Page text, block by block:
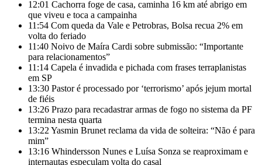
12:01 Cachorra foge de casa, caminha 16 km até abrigo em
que viveu e toca a campainha
11:54 Com queda da Vale e Petrobras, Bolsa recua 2% em
volta do feriado
11:40 Noivo de Maíra Cardi sobre submissão: “Importante
para relacionamentos”
11:14 Capela é invadida e pichada com frases terraplanistas
em SP
13:30 Pastor é processado por ‘terrorismo’ após jejum mortal
de fiéis
13:26 Prazo para recadastrar armas de fogo no sistema da PF
termina nesta quarta
13:22 Yasmin Brunet reclama da vida de solteira: “Não é para
mim”
13:16 Whindersson Nunes e Luísa Sonza se reaproximam e
internautas especulam volta do casal